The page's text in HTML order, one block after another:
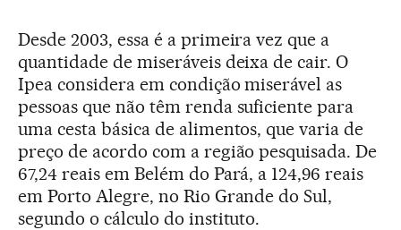
Desde 2003, essa é a primeira vez que a
quantidade de miseráveis deixa de cair. O
Ipea considera em condição miserável as
pessoas que não têm renda suficiente para
uma cesta básica de alimentos, que varia de
preço de acordo com a região pesquisada. De
67,24 reais em Belém do Pará, a 124,96 reais
em Porto Alegre, no Rio Grande do Sul,
segundo o cálculo do instituto.